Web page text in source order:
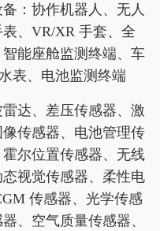
：协作机器人、无人
、VR/XR 手套、全
能座舱监测终端、车
表、电池监测终端
达、差压传感器、激
传感器、电池管理传
尔位置传感器、无线
视觉传感器、柔性电
传感器、光学传感
、空气质量传感器、